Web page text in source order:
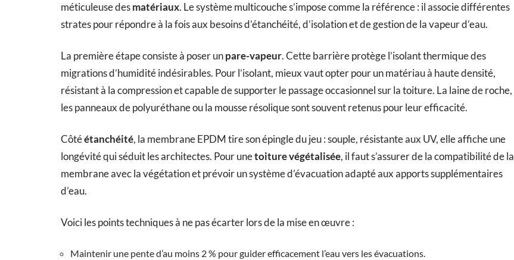
méticuleuse desmatériaux. Le système multicouche s’impose comme la référence : il associe différentes
strates pour répondre à la fois aux besoins d’étanchéité, d’isolation et de gestion de la vapeur d’eau.
La première étape consiste à poser unpare-vapeur. Cette barrière protège l’isolant thermique des
migrations d’humidité indésirables. Pour l’isolant, mieux vaut opter pour un matériau à haute densité,
résistant à la compression et capable de supporter le passage occasionnel sur la toiture. La laine de roche,
les panneaux de polyuréthane ou la mousse résolique sont souvent retenus pour leur efficacité.
Côtéétanchéité, la membrane EPDM tire son épingle du jeu : souple, résistante aux UV, elle affiche une
longévité qui séduit les architectes. Pour unetoiture végétalisée, il faut s’assurer de la compatibilité de la
membrane avec la végétation et prévoir un système d’évacuation adapté aux apports supplémentaires
d’eau.
Voici les points techniques à ne pas écarter lors de la mise en œuvre :
Maintenir une pente d’au moins 2 % pour guider efficacement l’eau vers les évacuations.